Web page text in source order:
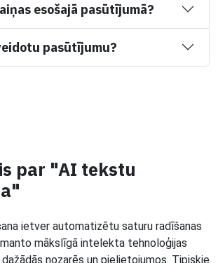
esošajā pasūtījumā?
pasūtījumu?
par "AI tekstu
ietver automatizētu saturu radīšanas
mākslīgā intelekta tehnoloģijas
nozarēs un pielietojumos. Tipiskie